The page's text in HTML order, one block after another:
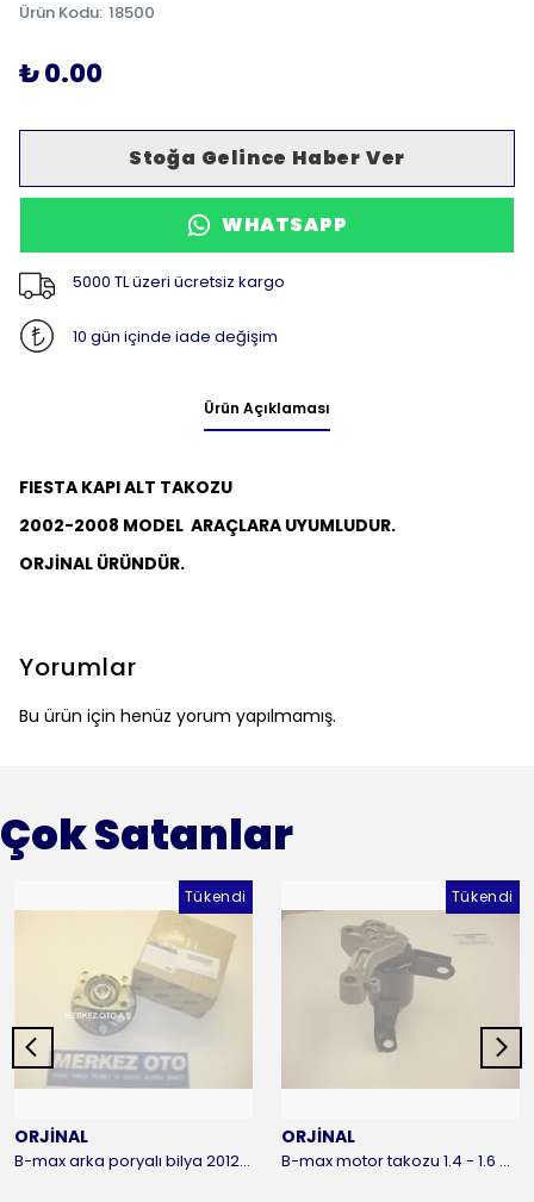
Ürün Kodu: 18500
₺ 0.00
Stoğa Gelince Haber Ver
WHATSAPP
5000 TL üzeri ücretsiz kargo
10 gün içinde iade değişim
Ürün Açıklaması
FIESTA KAPI ALT TAKOZU
2002-2008 MODEL ARAÇLARA UYUMLUDUR.
ORJİNAL ÜRÜNDÜR.
Yorumlar
Bu ürün için henüz yorum yapılmamış.
Çok Satanlar
Tükendi
ORJİNAL
B-max arka poryalı bilya 2012-2016 ORJİNAL
Tükendi
ORJİNAL
B-max motor takozu 1.4 - 1.6 benzinli 2012-2016 ORJİNAL